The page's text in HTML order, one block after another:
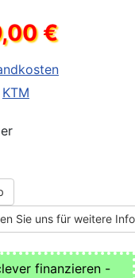
€
KTM
Sie uns für weitere
finanzieren -